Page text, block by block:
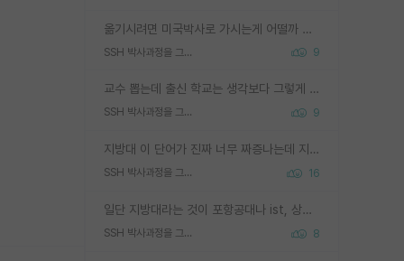
옮기시려면 미국박사로 가시는게 어떨까 싶네요. 교수가 꿈이면 미국박사 하고 미국교수 까지 같이 노리시는게 기회가 많지 않을까요?
SSH 박사과정을 그만두고 지방대 박사로 옮기면 교수의 꿈은 끝일까요? 9
교수 뽑는데 출신 학교는 생각보다 그렇게 안 봄. 앞으로는 더 안 보게 될거임. 박사는 어디서 진행해도 됨. 단, 제대로 쌓고 좋은 실적 만들 수 있다면. 그런데 지방대는 그럴 가능성이 지극히 낮음. 나만 열심히 잘 하면 된다? 인간은 주변 환경에 지배되는 나약한 존재임. 주변의 지방대 대학원생과 섞이고 지방 특유의 여유로움 또는 나쁘게 얘기해서 나태함에 젖어 살다보면 교수의 꿈 자체를 잊어버리게 될 가능성도 있음. 주변 환경이 70~80%임.
SSH 박사과정을 그만두고 지방대 박사로 옮기면 교수의 꿈은 끝일까요? 9
지방대 이 단어가 진짜 너무 짜증나는데 지방대면 다 그냥 쓰레기인가요? 무슨 말 같지도 않은 댓글들이 있는건지??? 지방에도 충분히 좋은 대학 많고 충분히 잘하는 교수님들 많습니다 포항공대 4개 IST 대표 지거국들 여기 모두 다 지방에 있고 여기 출신들 중에 교수하는 분들 적지 않습니다 지거국 출신이 무슨 교수를 하냐?라고 생각할 사람들 많은데 상위 대표 지거국에 아웃라이어들 많습니다 결국 개인의 연구역량과 실적이 중요합니다 이 역량을 펼치는데 있어서 지도교수와의 합도 중요합니다. 그리고 경력이 필요하면 해외포닥까지 다녀오세요
SSH 박사과정을 그만두고 지방대 박사로 옮기면 교수의 꿈은 끝일까요? 16
일단 지방대라는 것이 포항공대나 ist, 상위 지거국은 아니라고 생각하겠습니다. 그런곳은 서성한에 비해 소위 대학 네임밸류가 크게 뒤떨어지지는 않으니까요. 대학 이름이 중요하냐? 당연합니다. 대학 이름이 좋아서 좋은 아웃풋이 나오는 것이냐, 좋은 대학은 좋은 사람과 좋은 기회가 몰려있으니 아웃풋도 자연스럽게 좋아지는 것이냐? 대답하기 어려운 문제입니다. 아직 한국 사회에서 학벌을 보는 것도, 특히 이공계를 중심으로 학벌보다는 실적 위주라는 분위기가 형성되는 것도 사실입니다. 지방대 출신으로 전임교수가 될수 있느냐? 가능 불가능을 따지면 당연히 가능입니다. 지방대 박사 출신으로 전임교원이 된 경우가 실제로 있으니까요. 현실적인 가능성이 있느냐? 지금 이정도 대학의 교수가 되고싶다고 생각되는 대학 들어가서 컴공과 교수 목록 켜고 박사 어디서 받았는지 쭉 한번 보세요. 냉정하게 지방대 출신인 분들이 많지는 않으실겁니다.
SSH 박사과정을 그만두고 지방대 박사로 옮기면 교수의 꿈은 끝일까요? 8